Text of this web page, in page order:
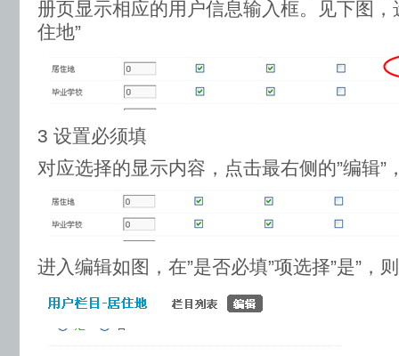
册页显示相应的用户信息输入框。见下图，
住地”
3 设置必须填
对应选择的显示内容，点击最右侧的”编辑”
进入编辑如图，在”是否必填”项选择”是”，